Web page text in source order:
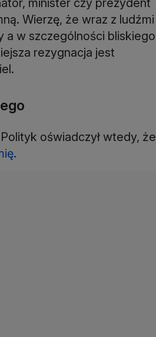
Wierzę, że wraz z ludźmi
a w szczególności bliskiego
rezygnacja jest
oświadczył wtedy, że